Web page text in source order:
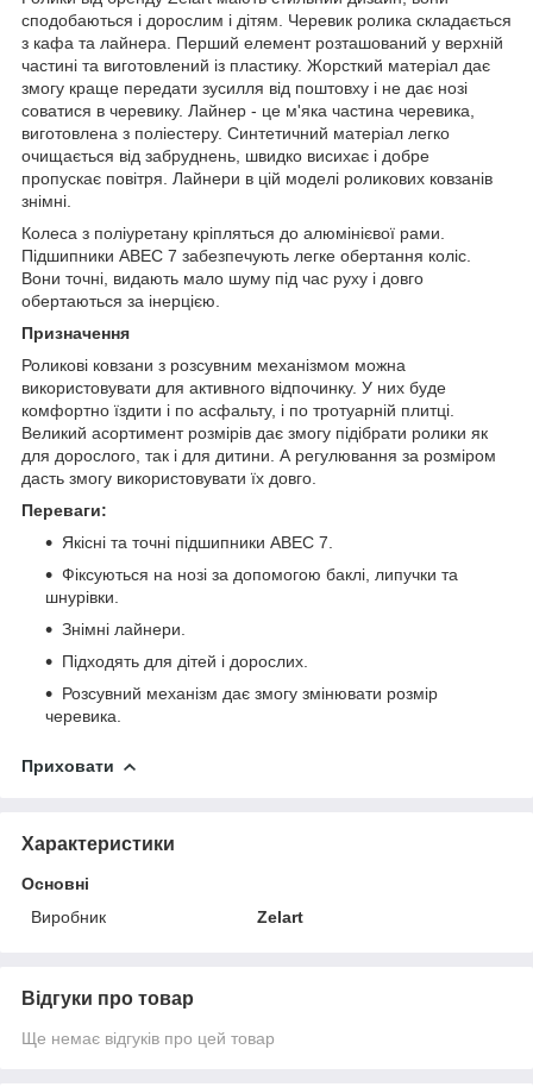
сподобаються і дорослим і дітям. Черевик ролика складається
з кафа та лайнера. Перший елемент розташований у верхній
частині та виготовлений із пластику. Жорсткий матеріал дає
змогу краще передати зусилля від поштовху і не дає нозі
соватися в черевику. Лайнер - це м'яка частина черевика,
виготовлена з поліестеру. Синтетичний матеріал легко
очищається від забруднень, швидко висихає і добре
пропускає повітря. Лайнери в цій моделі роликових ковзанів
знімні.
Колеса з поліуретану кріпляться до алюмінієвої рами.
Підшипники ABEC 7 забезпечують легке обертання коліс.
Вони точні, видають мало шуму під час руху і довго
обертаються за інерцією.
Призначення
Роликові ковзани з розсувним механізмом можна
використовувати для активного відпочинку. У них буде
комфортно їздити і по асфальту, і по тротуарній плитці.
Великий асортимент розмірів дає змогу підібрати ролики як
для дорослого, так і для дитини. А регулювання за розміром
дасть змогу використовувати їх довго.
Переваги:
Якісні та точні підшипники ABEC 7.
Фіксуються на нозі за допомогою баклі, липучки та
шнурівки.
Знімні лайнери.
Підходять для дітей і дорослих.
Розсувний механізм дає змогу змінювати розмір
черевика.
Приховати
Характеристики
Основні
Виробник
Zelart
Відгуки про товар
Ще немає відгуків про цей товар